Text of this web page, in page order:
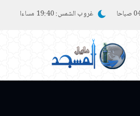
غروب الشمس:19:40 مساءا